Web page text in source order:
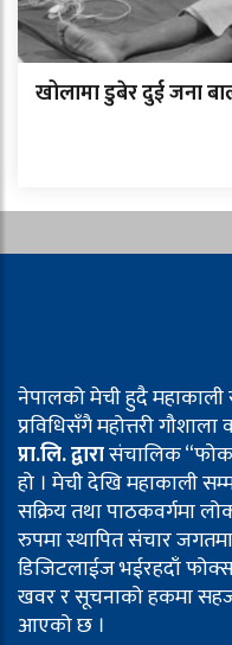
खोलामा डुबेर दुई जना
नेपालको मेची हुदै महाकाली
प्रविधिसँगै महोत्तरी
प्रा.लि. द्वारासंचालिक
हो । मेची देखि महाकाली
सक्रिय तथा पाठकवर्गमा
रुपमा स्थापित संचार जगतमा
डिजिटलाईज भईरहदाँ
खवर र सूचनाको हकमा
आएको छ ।